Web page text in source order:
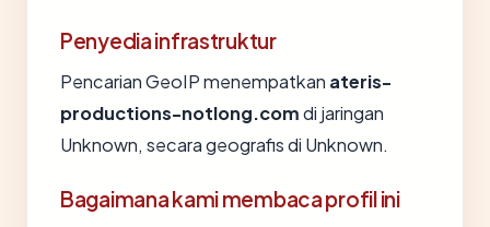
Penyedia infrastruktur
Pencarian GeoIP menempatkan ateris-
productions-notlong.comdi jaringan
Unknown, secara geografis di Unknown.
Bagaimana kami membaca profil ini